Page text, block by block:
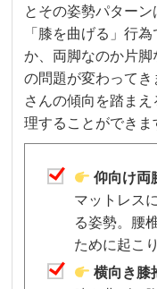
とその姿勢パター
「膝を曲げる」行
か、両脚なのか片
の問題が変わって
さんの傾向を踏ま
理することができま
仰向け両
マットレス
る姿勢。腰
ために起こ
横向き膝